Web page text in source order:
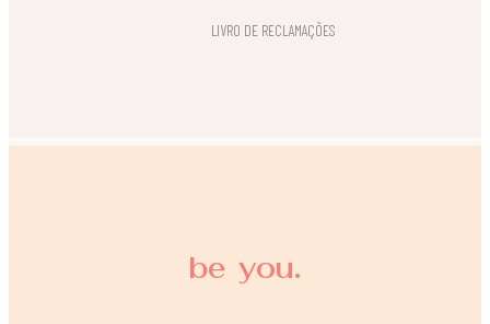
LIVRO DE RECLAMAÇÕES
be you.